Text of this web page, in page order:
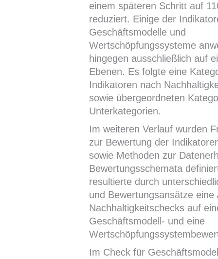
einem späteren Schritt auf
reduziert. Einige der
Geschäftsmodelle und
Wertschöpfungssysteme
hingegen ausschließlich auf
Ebenen. Es folgte eine
Indikatoren nach
sowie übergeordneten
Unterkategorien.
Im weiteren Verlauf wurden
zur Bewertung der
sowie Methoden zur
Bewertungsschemata
resultierte durch
und Bewertungsansätze eine
Nachhaltigkeitschecks auf
Geschäftsmodell- und eine
Im Check für